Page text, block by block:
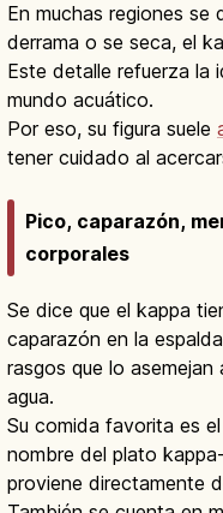
En muchas regiones se
derrama o se seca, el
Este detalle refuerza la
mundo acuático.
Por eso, su figura suele
tener cuidado al
Pico, caparazón,
corporales
Se dice que el kappa
caparazón en la
rasgos que lo
agua.
Su comida favorita es
nombre del plato kappa-
proviene directamente